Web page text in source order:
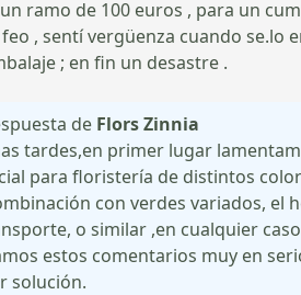
ramo de 100 euros , para un
, sentí vergüenza cuando se.lo
; en fin un desastre .
de Flors Zinnia
tardes,en primer lugar
para floristería de distintos
con verdes variados, el
o similar ,en cualquier
estos comentarios muy en
solución.